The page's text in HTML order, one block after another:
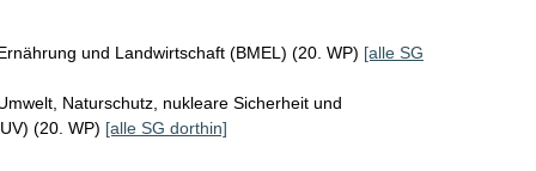
und Landwirtschaft (BMEL) (20. WP) [alle SG
Naturschutz, nukleare Sicherheit und
(20. WP) [alle SG dorthin]